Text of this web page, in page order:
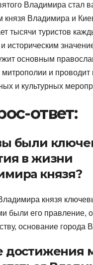
Владимира стал
князя Владимира и
тысячи туристов
и историческим
основным
митрополии и
и культурных
ответ:
были
в жизни
князя?
князя
были его правление,
основание города
достижения